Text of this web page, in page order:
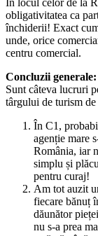
În locul celor de la
obligativitatea ca
închiderii! Exact
unde, orice
centru comercial.
Concluzii generale:
Sunt câteva lucruri
târgului de turism
În C1,
agenție mare
România, iar
simplu și
pentru curaj!
Am tot auzit
fiecare bănuț
dăunător
nu s-a prea